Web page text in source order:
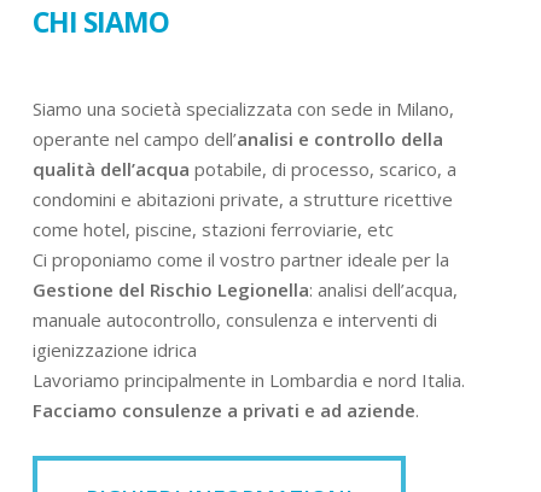
CHI SIAMO
Siamo una società specializzata con sede in Milano,
operante nel campo dell’analisi e controllo della
qualità dell’acqua potabile, di processo, scarico, a
condomini e abitazioni private, a strutture ricettive
come hotel, piscine, stazioni ferroviarie, etc
Ci proponiamo come il vostro partner ideale per la
Gestione del Rischio Legionella: analisi dell’acqua,
manuale autocontrollo, consulenza e interventi di
igienizzazione idrica
Lavoriamo principalmente in Lombardia e nord Italia.
Facciamo consulenze a privati e ad aziende.